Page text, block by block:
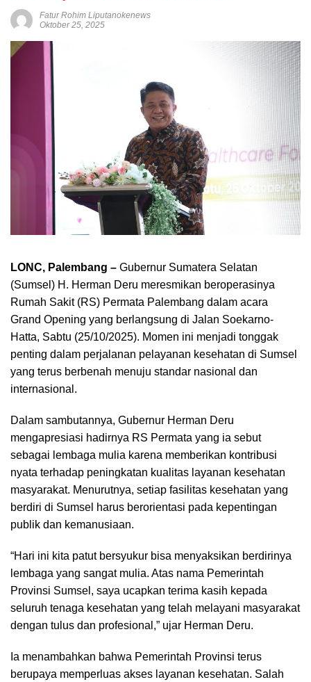
Fatur Rohim Liputanokenews
Oktober 25, 2025
LONC, Palembang – Gubernur Sumatera Selatan
(Sumsel) H. Herman Deru meresmikan beroperasinya
Rumah Sakit (RS) Permata Palembang dalam acara
Grand Opening yang berlangsung di Jalan Soekarno-
Hatta, Sabtu (25/10/2025). Momen ini menjadi tonggak
penting dalam perjalanan pelayanan kesehatan di Sumsel
yang terus berbenah menuju standar nasional dan
internasional.
Dalam sambutannya, Gubernur Herman Deru
mengapresiasi hadirnya RS Permata yang ia sebut
sebagai lembaga mulia karena memberikan kontribusi
nyata terhadap peningkatan kualitas layanan kesehatan
masyarakat. Menurutnya, setiap fasilitas kesehatan yang
berdiri di Sumsel harus berorientasi pada kepentingan
publik dan kemanusiaan.
“Hari ini kita patut bersyukur bisa menyaksikan berdirinya
lembaga yang sangat mulia. Atas nama Pemerintah
Provinsi Sumsel, saya ucapkan terima kasih kepada
seluruh tenaga kesehatan yang telah melayani masyarakat
dengan tulus dan profesional,” ujar Herman Deru.
Ia menambahkan bahwa Pemerintah Provinsi terus
berupaya memperluas akses layanan kesehatan. Salah